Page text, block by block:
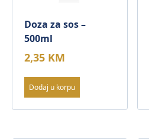
Doza za sos –
500ml
2,35 KM
Dodaj u korpu